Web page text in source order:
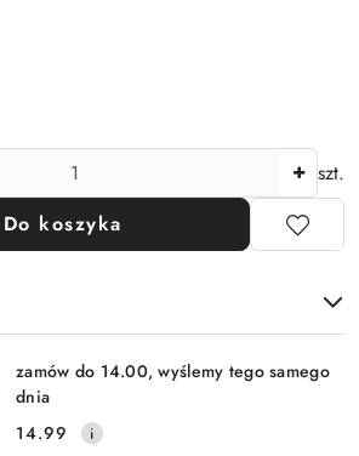
szt.
Do koszyka
zamów do 14.00, wyślemy tego samego
dnia
14.99